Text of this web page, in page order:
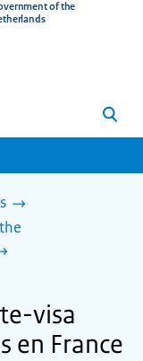
of the
Search
visa
en France